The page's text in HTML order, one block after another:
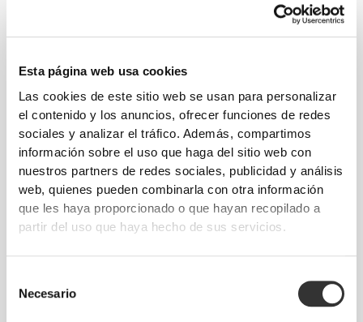
Esta página web usa cookies
Las cookies de este sitio web se usan para personalizar
el contenido y los anuncios, ofrecer funciones de redes
sociales y analizar el tráfico. Además, compartimos
información sobre el uso que haga del sitio web con
nuestros partners de redes sociales, publicidad y análisis
web, quienes pueden combinarla con otra información
que les haya proporcionado o que hayan recopilado a
partir del uso que haya hecho de sus servicios.
Necesario
€29.99
Camiseta Athleisure
€29.99
Camiseta Athleisure